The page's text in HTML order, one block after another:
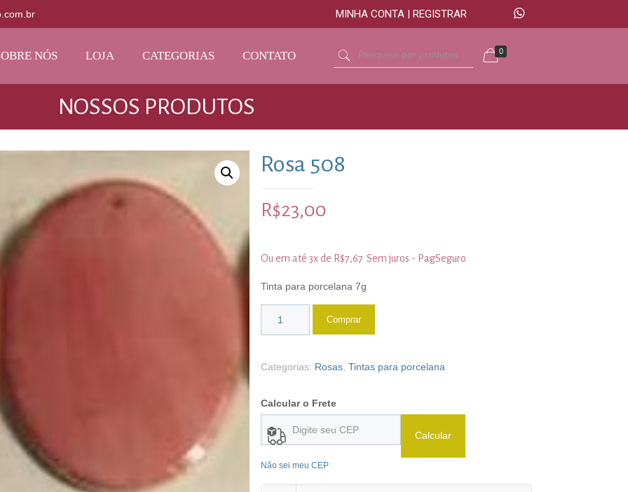
MINHA CONTA | REGISTRAR
NÓS LOJA CATEGORIAS CONTATO 0
NOSSOS PRODUTOS
Rosa 508
R$23,00
Ou em até 3x de R$7,67 Sem juros - PagSeguro
Tinta para porcelana 7g
Comprar
Categorias: Rosas ,Tintas para porcelana
Calcular o Frete
Calcular
Não sei meu CEP